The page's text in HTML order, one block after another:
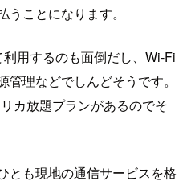
ことになります。
用するのも面倒だし、Wi-Fi
理などでしんどそうです。
カ放題プランがあるのでそ
とも現地の通信サービスを格